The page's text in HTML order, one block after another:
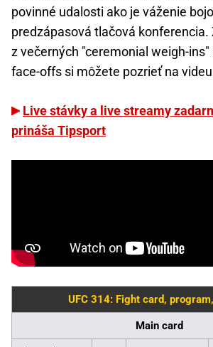
povinné udalosti ako je váženie
predzápasová tlačová konferencia.
z večerných "ceremonial weigh-
face-offs si môžete pozrieť na
Live stávky a live streamy
prináša Tipsport
UFC 314: Fight card,
Main card